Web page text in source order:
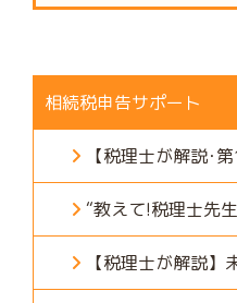
相続税申告サポート
【税理士が解説･
“教えて!税理士先
【税理士が解説